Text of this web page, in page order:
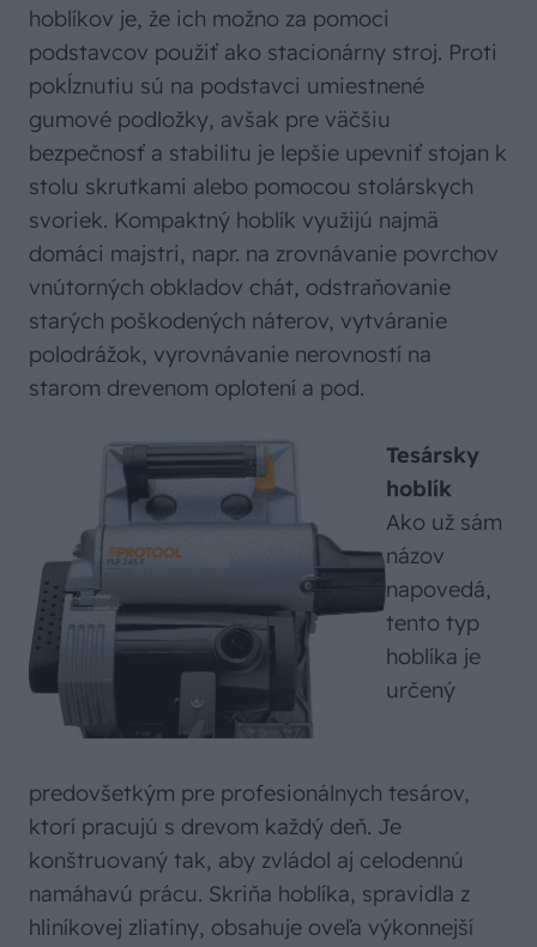
hoblíkov je, že ich možno za pomoci
podstavcov použiť ako stacionárny stroj. Proti
pokĺznutiu sú na podstavci umiestnené
gumové podložky, avšak pre väčšiu
bezpečnosť a stabilitu je lepšie upevniť stojan k
stolu skrutkami alebo pomocou stolárskych
svoriek. Kompaktný hoblík využijú najmä
domáci majstri, napr. na zrovnávanie povrchov
vnútorných obkladov chát, odstraňovanie
starých poškodených náterov, vytváranie
polodrážok, vyrovnávanie nerovností na
starom drevenom oplotení a pod.
Tesársky
hoblík
Ako už sám
názov
napovedá,
tento typ
hoblíka je
určený
predovšetkým pre profesionálnych tesárov,
ktorí pracujú s drevom každý deň. Je
konštruovaný tak, aby zvládol aj celodennú
namáhavú prácu. Skriňa hoblíka, spravidla z
hliníkovej zliatiny, obsahuje oveľa výkonnejší